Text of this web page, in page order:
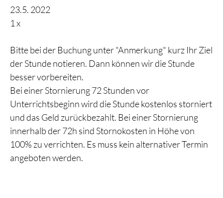
23.5. 2022
1 x
Bitte bei der Buchung unter "Anmerkung" kurz Ihr Ziel
der Stunde notieren. Dann können wir die Stunde
besser vorbereiten.
Bei einer Stornierung 72 Stunden vor
Unterrichtsbeginn wird die Stunde kostenlos storniert
und das Geld zurückbezahlt. Bei einer Stornierung
innerhalb der 72h sind Stornokosten in Höhe von
100% zu verrichten. Es muss kein alternativer Termin
angeboten werden.